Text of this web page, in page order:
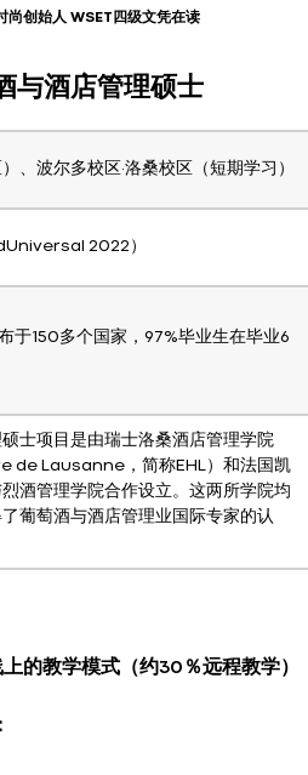
尚创始人 WSET四级文凭在读
与酒店管理硕士
、波尔多校区·洛桑校区（短期学习）
2022）
于150多个国家，97%毕业生在毕业6
士项目是由瑞士洛桑酒店管理学院
de Lausanne，简称EHL）和法国凯
酒管理学院合作设立。这两所学院均
葡萄酒与酒店管理业国际专家的认
的教学模式（约30％远程教学）